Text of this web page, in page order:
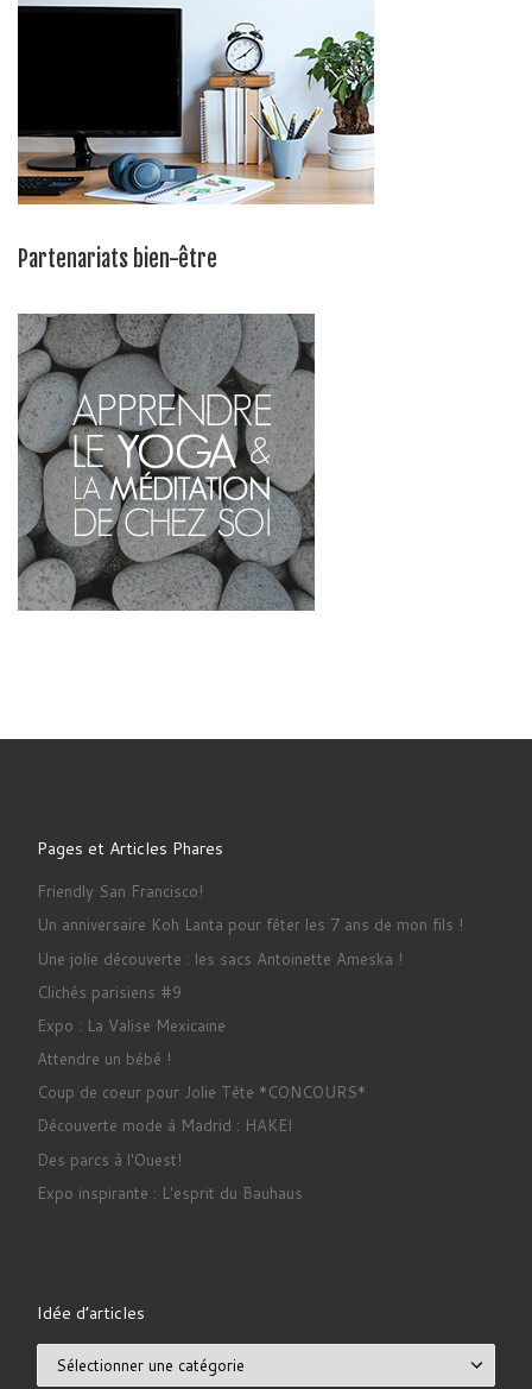
Partenariats bien-être
Pages et Articles Phares
Friendly San Francisco!
Un anniversaire Koh Lanta pour fêter les 7 ans de mon fils !
Une jolie découverte : les sacs Antoinette Ameska !
Clichés parisiens #9
Expo : La Valise Mexicaine
Attendre un bébé !
Coup de coeur pour Jolie Tête *CONCOURS*
Découverte mode à Madrid : HAKEI
Des parcs à l'Ouest!
Expo inspirante : L'esprit du Bauhaus
Idée d’articles